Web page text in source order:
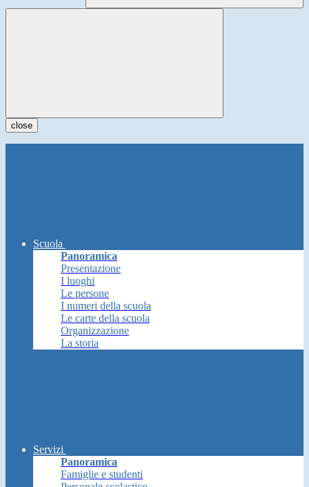
close
Scuola
Panoramica
Presentazione
I luoghi
Le persone
I numeri della scuola
Le carte della scuola
Organizzazione
La storia
Servizi
Panoramica
Famiglie e studenti